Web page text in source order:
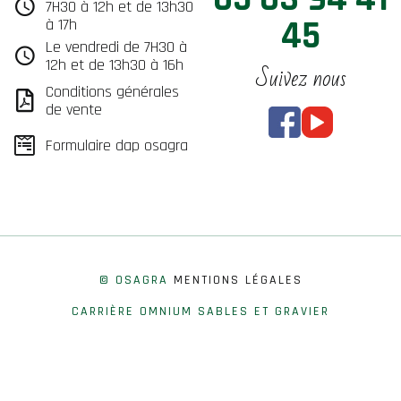
7H30 à 12h et de 13h30
à 17h
Le vendredi de 7H30 à
12h et de 13h30 à 16h
Conditions générales
de vente
Formulaire dap osagra
45
Suivez nous
© OSAGRA MENTIONS LÉGALES
CARRIÈRE OMNIUM SABLES ET GRAVIER